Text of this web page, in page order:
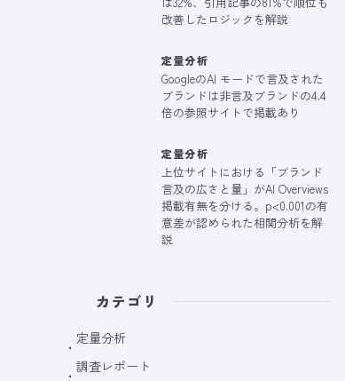
改善したロジックを解説
定量分析
GoogleのAI モードで言及された
ブランドは非言及ブランドの4.4
倍の参照サイトで掲載あり
定量分析
上位サイトにおける「ブランド
言及の広さと量」がAI Overviews
掲載有無を分ける。p<0.001の有
意差が認められた相関分析を解
説
カテゴリ
定量分析
調査レポート